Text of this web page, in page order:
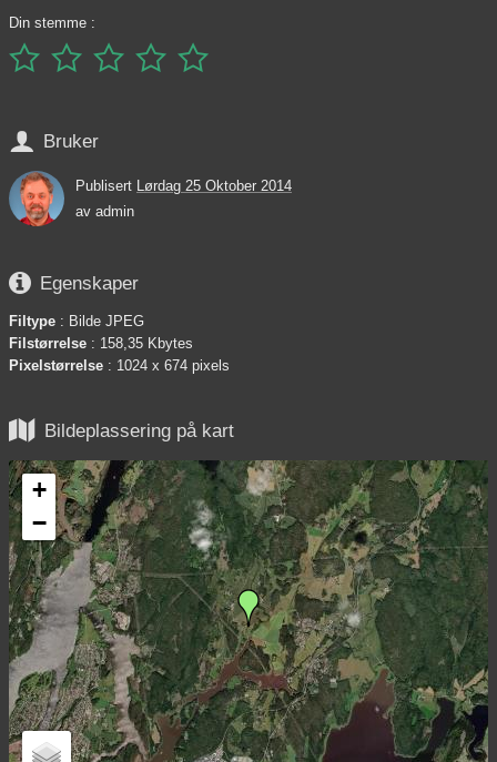
Din stemme :
    
 Bruker
Publisert Lørdag 25 Oktober 2014
av admin
 Egenskaper
Filtype : Bilde JPEG
Filstørrelse : 158,35 Kbytes
Pixelstørrelse : 1024 x 674 pixels
 Bildeplassering på kart
+
−